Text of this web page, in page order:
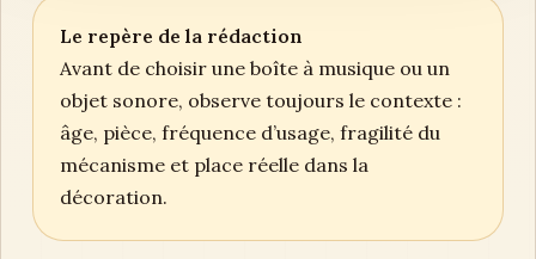
Le repère de la rédaction
Avant de choisir une boîte à musique ou un
objet sonore, observe toujours le contexte :
âge, pièce, fréquence d’usage, fragilité du
mécanisme et place réelle dans la
décoration.